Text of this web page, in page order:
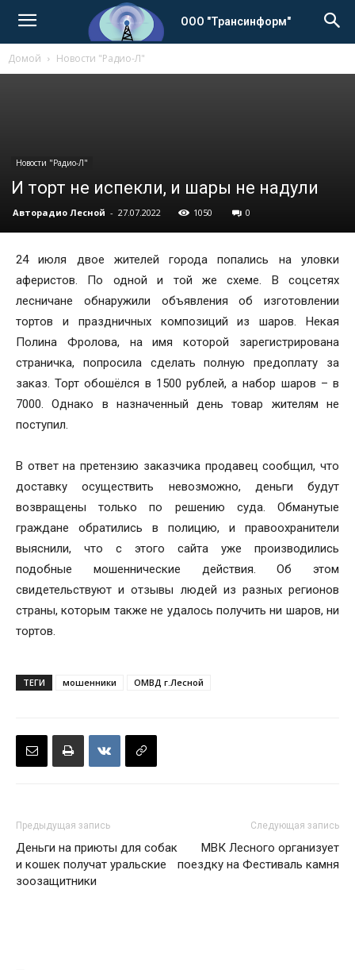
ООО "Трансинформ"
Домой Новости "Радио-Л"
Новости "Радио-Л"
И торт не испекли, и шары не надули
Авторадио Лесной - 27.07.2022 1050 0
24 июля двое жителей города попались на уловки
аферистов. По одной и той же схеме. В соцсетях
лесничане обнаружили объявления об изготовлении
тортов и праздничных композиций из шаров. Некая
Полина Фролова, на имя которой зарегистрирована
страничка, попросила сделать полную предоплату за
заказ. Торт обошёлся в 1500 рублей, а набор шаров – в
7000. Однако в назначенный день товар жителям не
поступил.
В ответ на претензию заказчика продавец сообщил, что
доставку осуществить невозможно, деньги будут
возвращены только по решению суда. Обманутые
граждане обратились в полицию, и правоохранители
выяснили, что с этого сайта уже производились
подобные мошеннические действия. Об этом
свидетельствуют и отзывы людей из разных регионов
страны, которым также не удалось получить ни шаров, ни
тортов.
ТЕГИ мошенники ОМВД г.Лесной
Предыдущая запись
Деньги на приюты для собак
и кошек получат уральские
зоозащитники
Следующая запись
МВК Лесного организует
поездку на Фестиваль камня